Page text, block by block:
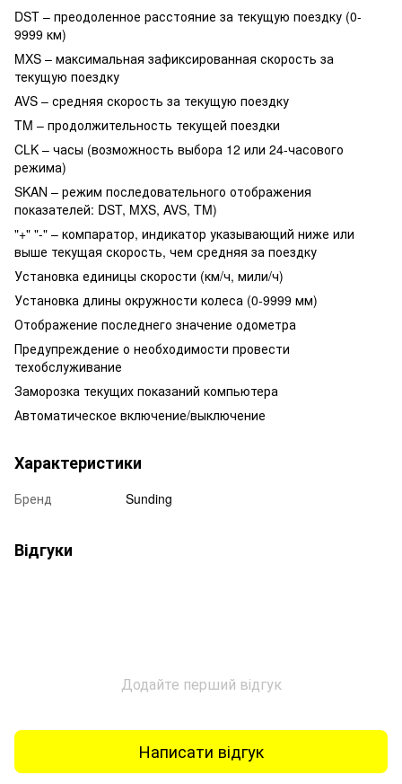
DST – преодоленное расстояние за текущую поездку (0-
9999 км)
MXS – максимальная зафиксированная скорость за
текущую поездку
AVS – средняя скорость за текущую поездку
TM – продолжительность текущей поездки
CLK – часы (возможность выбора 12 или 24-часового
режима)
SKAN – режим последовательного отображения
показателей: DST, MXS, AVS, TM)
"+" "-" – компаратор, индикатор указывающий ниже или
выше текущая скорость, чем средняя за поездку
Установка единицы скорости (км/ч, мили/ч)
Установка длины окружности колеса (0-9999 мм)
Отображение последнего значение одометра
Предупреждение о необходимости провести
техобслуживание
Заморозка текущих показаний компьютера
Автоматическое включение/выключение
Характеристики
Бренд Sunding
Відгуки
Додайте перший відгук
Написати відгук